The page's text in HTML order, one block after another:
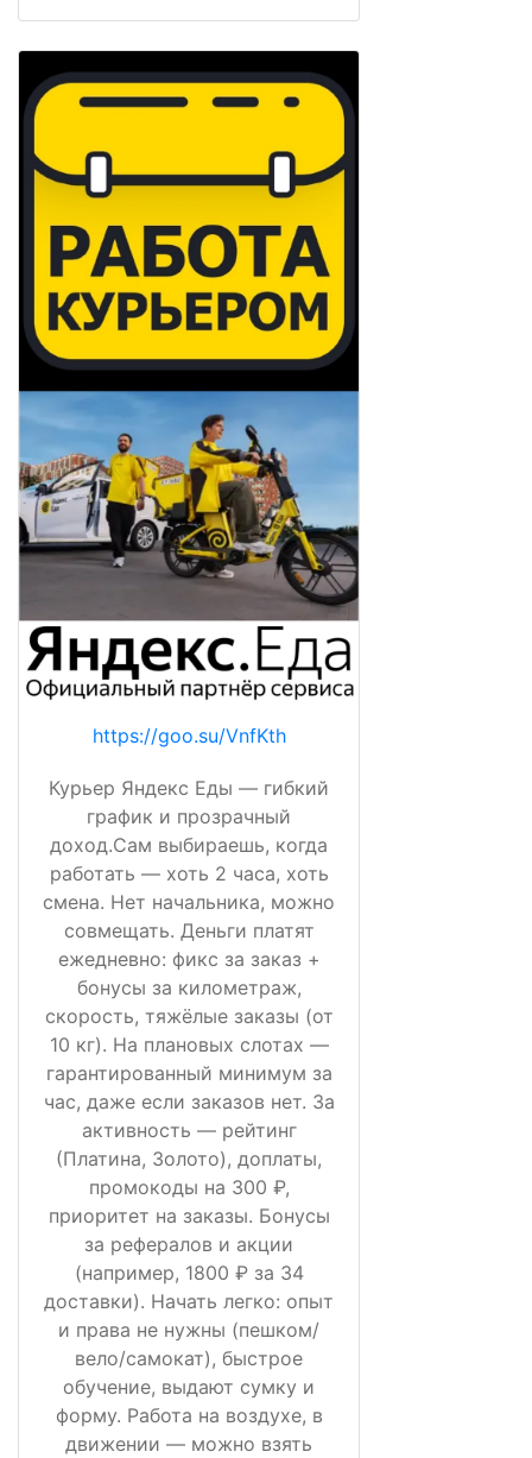
https://goo.su/VnfKth
Курьер Яндекс Еды — гибкий
график и прозрачный
доход.Сам выбираешь, когда
работать — хоть 2 часа, хоть
смена. Нет начальника, можно
совмещать. Деньги платят
ежедневно: фикс за заказ +
бонусы за километраж,
скорость, тяжёлые заказы (от
10 кг). На плановых слотах —
гарантированный минимум за
час, даже если заказов нет. За
активность — рейтинг
(Платина, Золото), доплаты,
промокоды на 300 ₽,
приоритет на заказы. Бонусы
за рефералов и акции
(например, 1800 ₽ за 34
доставки). Начать легко: опыт
и права не нужны (пешком/
вело/самокат), быстрое
обучение, выдают сумку и
форму. Работа на воздухе, в
движении — можно взять